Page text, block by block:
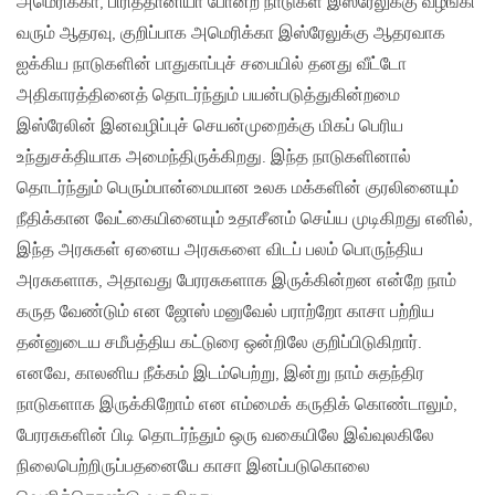
வரும் ஆதரவு, குறிப்பாக அமெரிக்கா இஸ்ரேலுக்கு ஆதரவாக
ஐக்கிய நாடுகளின் பாதுகாப்புச் சபையில் தனது வீட்டோ
அதிகாரத்தினைத் தொடர்ந்தும் பயன்படுத்துகின்றமை
இஸ்ரேலின் இனவழிப்புச் செயன்முறைக்கு மிகப் பெரிய
உந்துசக்தியாக அமைந்திருக்கிறது. இந்த நாடுகளினால்
தொடர்ந்தும் பெரும்பான்மையான உலக மக்களின் குரலினையும்
நீதிக்கான வேட்கையினையும் உதாசீனம் செய்ய முடிகிறது எனில்,
இந்த அரசுகள் ஏனைய அரசுகளை விடப் பலம் பொருந்திய
அரசுகளாக, அதாவது பேரரசுகளாக இருக்கின்றன என்றே நாம்
கருத வேண்டும் என ஜோஸ் மனுவேல் பராற்றோ காசா பற்றிய
தன்னுடைய சமீபத்திய கட்டுரை ஒன்றிலே குறிப்பிடுகிறார்.
எனவே, காலனிய நீக்கம் இடம்பெற்று, இன்று நாம் சுதந்திர
நாடுகளாக இருக்கிறோம் என எம்மைக் கருதிக் கொண்டாலும்,
பேரரசுகளின் பிடி தொடர்ந்தும் ஒரு வகையிலே இவ்வுலகிலே
நிலைபெற்றிருப்பதனையே காசா இனப்படுகொலை